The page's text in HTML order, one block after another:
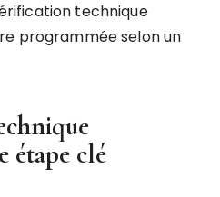
technique
programmée selon un
étape clé